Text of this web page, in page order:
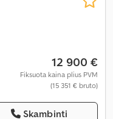
12 900 €
Fiksuota kaina plius PVM
(15 351 € bruto)
Skambinti